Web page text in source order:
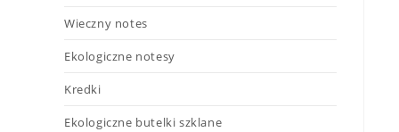
Wieczny notes
Ekologiczne notesy
Kredki
Ekologiczne butelki szklane